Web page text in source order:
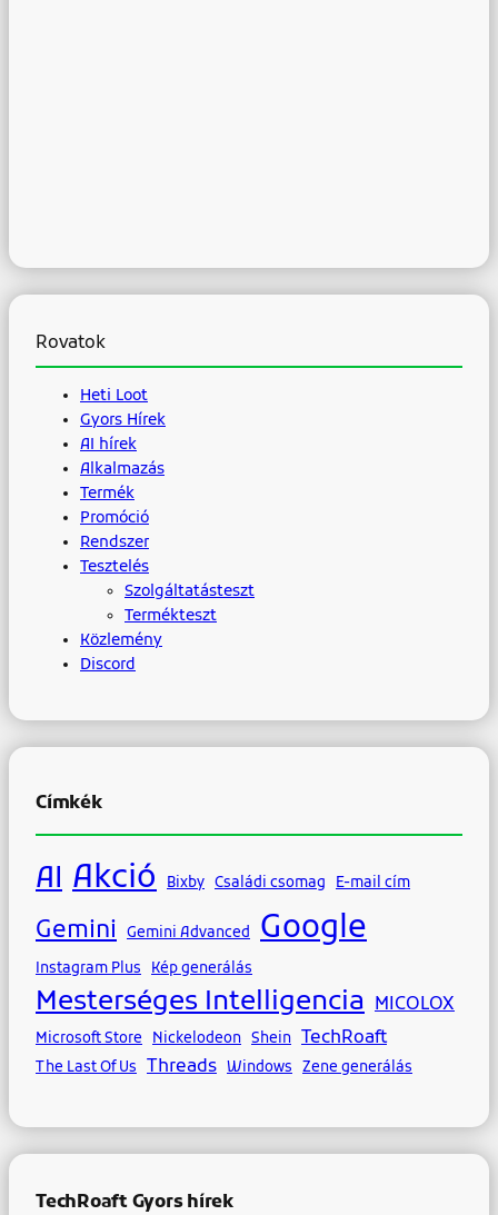
Rovatok
Heti Loot
Gyors Hírek
AI hírek
Alkalmazás
Termék
Promóció
Rendszer
Tesztelés
Szolgáltatásteszt
Termékteszt
Közlemény
Discord
Címkék
AI Akció Bixby Családi csomag E-mail cím
Gemini Gemini Advanced Google
Instagram Plus Kép generálás
Mesterséges Intelligencia MICOLOX
Microsoft Store Nickelodeon Shein TechRoaft
The Last Of Us Threads Windows Zene generálás
TechRoaft Gyors hírek